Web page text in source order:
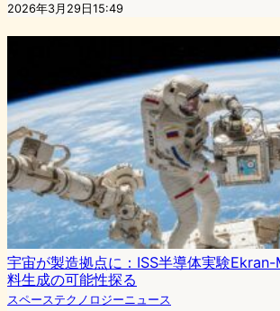
2026年3月29日15:49
宇宙が製造拠点に：ISS半導体実験
料生成の可能性探る
スペーステクノロジーニュース